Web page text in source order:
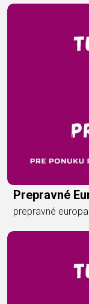
Prepravné
prepravné